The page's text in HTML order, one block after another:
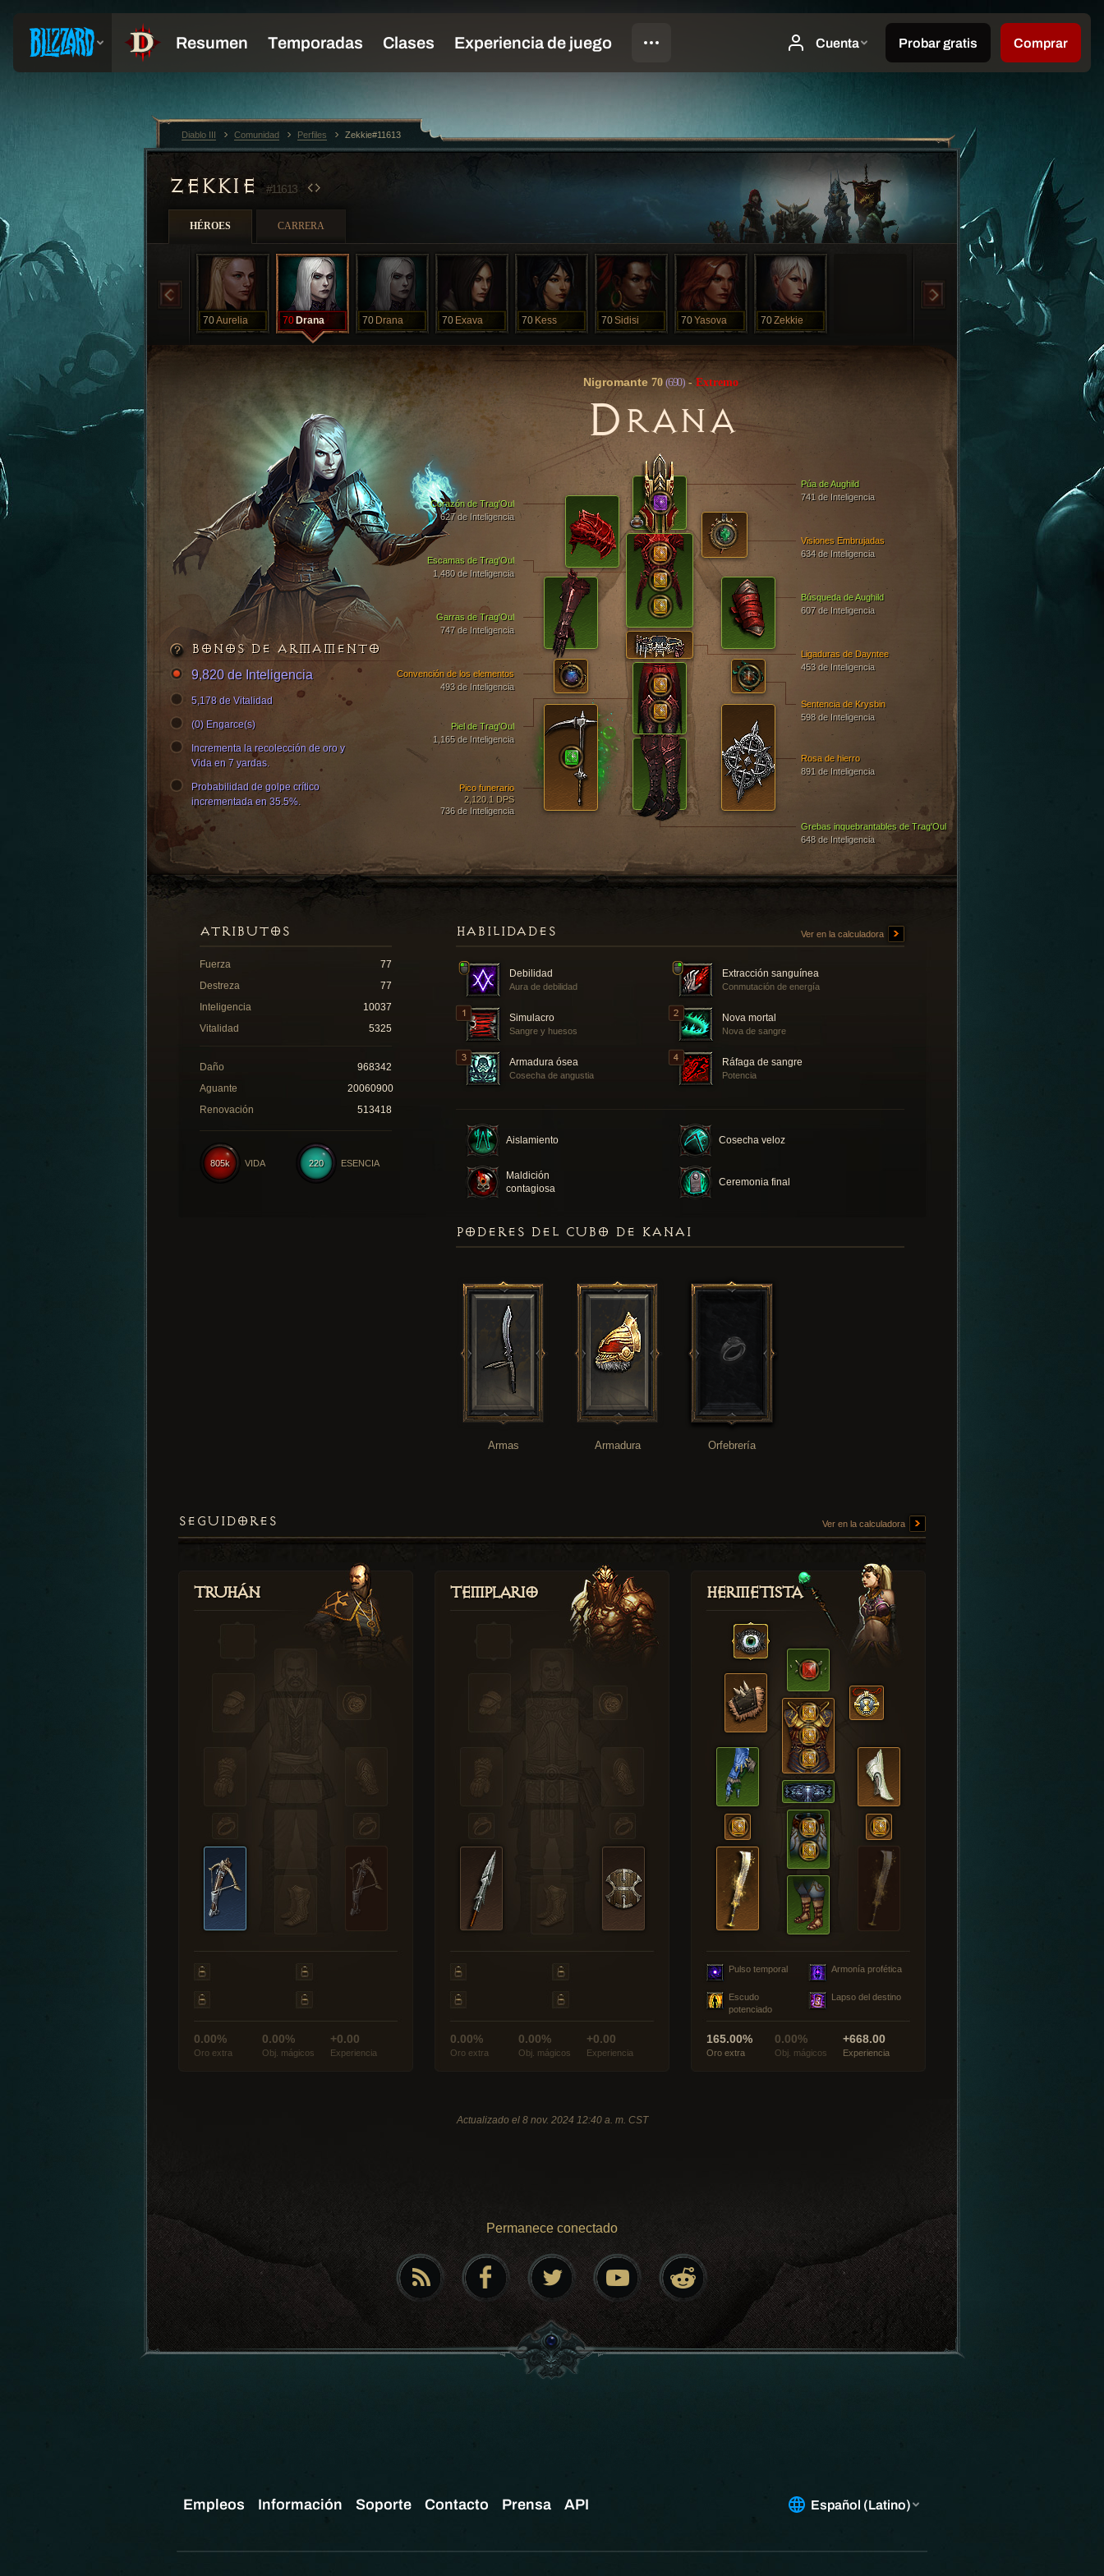
ZEKKIE#11613
HÉROES CARRERA
70Aurelia 70 Drana 70 Drana 70 Exava 70 Kess 70Sidisi 70Yasova 70Zekkie
Nigromante70 (690) - Extremo
DRANA
Púa de Aughild
741 de Inteligencia
Escamas de Trag'Oul
1,480 de Inteligencia
Grebas inquebrantables de Trag'Oul
648 de Inteligencia
Garras de Trag'Oul
747 de Inteligencia
Corazón de Trag'Oul
627 de Inteligencia
Piel de Trag'Oul
1,165 de Inteligencia
Búsqueda de Aughild
607 de Inteligencia
Pico funerario
2,120.1 DPS
736 de Inteligencia
Rosa de hierro
891 de Inteligencia
Ligaduras de Dayntee
453 de Inteligencia
Sentencia de Krysbin
598 de Inteligencia
Convención de los elementos
493 de Inteligencia
Visiones Embrujadas
634 de Inteligencia
BONOS DE ARMAMENTO
9,820 de Inteligencia
5,178 de Vitalidad
(0) Engarce(s)
Incrementa la recolección de oro y
Vida en 7 yardas.
Probabilidad de golpe crítico
incrementada en 35.5%.
HABILIDADES Ver en la calculadora
Debilidad
Aura de debilidad
Extracción sanguínea
Conmutación de energía
Simulacro
Sangre y huesos
Nova mortal
Nova de sangre
Armadura ósea
Cosecha de angustia
Ráfaga de sangre
Potencia
Aislamiento Cosecha veloz
Maldición
contagiosa
Ceremonia final
ATRIBUTOS
Fuerza
77
Destreza
77
Inteligencia
10037
Vitalidad
5325
Daño
968342
Aguante
20060900
Renovación
513418
220 ESENCIA
805k VIDA
PODERES DEL CUBO DE KANAI
Armas Armadura Orfebrería
SEGUIDORES Ver en la calculadora
Truhán
0.00%
Oro extra
0.00%
Obj. mágicos
+0.00
Experiencia
Templario
0.00%
Oro extra
0.00%
Obj. mágicos
+0.00
Experiencia
Hermetista
Pulso temporal Armonía profética
Escudo
potenciado
Lapso del destino
165.00%
Oro extra
0.00%
Obj. mágicos
+668.00
Experiencia
Actualizado el 8 nov. 2024 12:40 a. m. CST
Permanece conectado
Diablo III Comunidad Perfiles Zekkie#11613